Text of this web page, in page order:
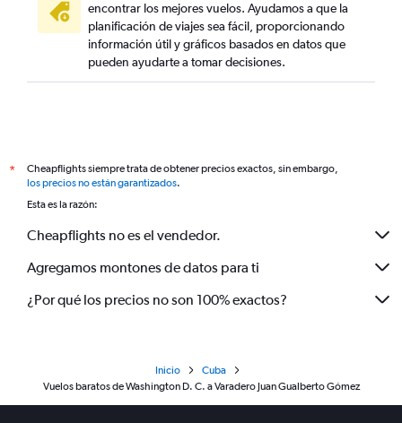
encontrar los mejores vuelos. Ayudamos a que la
planificación de viajes sea fácil, proporcionando
información útil y gráficos basados en datos que
pueden ayudarte a tomar decisiones.
*
Cheapflights siempre trata de obtener precios exactos, sin embargo,
los precios no están garantizados.
Esta es la razón:
Cheapflights no es el vendedor.
Agregamos montones de datos para ti
¿Por qué los precios no son 100% exactos?
Inicio
Cuba
Vuelos baratos de Washington D. C. a Varadero Juan Gualberto Gómez